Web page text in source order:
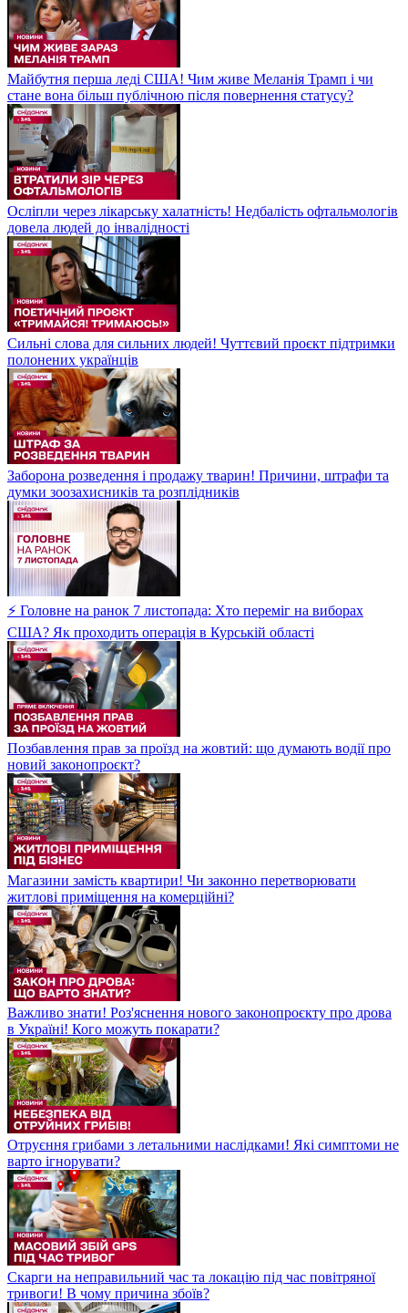
Майбутня перша леді США! Чим живе Меланія Трамп і чи
стане вона більш публічною після повернення статусу?
Осліпли через лікарську халатність! Недбалість офтальмологів
довела людей до інвалідності
Сильні слова для сильних людей! Чуттєвий проєкт підтримки
полонених українців
Заборона розведення і продажу тварин! Причини, штрафи та
думки зоозахисників та розплідників
⚡ Головне на ранок 7 листопада: Хто переміг на виборах
США? Як проходить операція в Курській області
Позбавлення прав за проїзд на жовтий: що думають водії про
новий законопроєкт?
Магазини замість квартири! Чи законно перетворювати
житлові приміщення на комерційні?
Важливо знати! Роз'яснення нового законопроєкту про дрова
в Україні! Кого можуть покарати?
Отруєння грибами з летальними наслідками! Які симптоми не
варто ігнорувати?
Скарги на неправильний час та локацію під час повітряної
тривоги! В чому причина збоїв?